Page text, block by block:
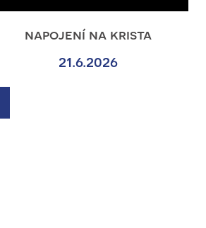
napojení na krista
21.6.2026